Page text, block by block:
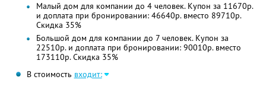
Малый дом для компании до 4 человек. Купон за 11670р.
и доплата при бронировании: 46640р. вместо 89710р.
Скидка 35%
Большой дом для компании до 7 человек. Купон за
22510р. и доплата при бронировании: 90010р. вместо
173110р. Скидка 35%
В стоимость входит: